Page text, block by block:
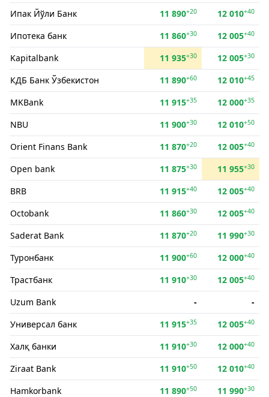
Ипак Йўли Банк 11 890+20 12 010+40
Ипотека банк 11 860+30 12 005+40
Kapitalbank 11 935+30 12 005+30
КДБ Банк Ўзбекистон 11 890+60 12 010+45
MKBank 11 915+35 12 000+35
NBU 11 900+30 12 010+50
Orient Finans Bank 11 870+20 12 005+40
Open bank 11 875+30 11 955+30
BRB 11 915+40 12 005+40
Octobank 11 860+30 12 005+40
Saderat Bank 11 870+20 11 990+30
Туронбанк 11 900+60 12 000+40
Трастбанк 11 910+30 12 005+40
Uzum Bank -
-
Универсал банк
11 915+35 12 005+40
Халқ банки 11 910+30 12 000+40
Ziraat Bank 11 910+50 12 010+40
Hamkorbank 11 890+50 11 990+30